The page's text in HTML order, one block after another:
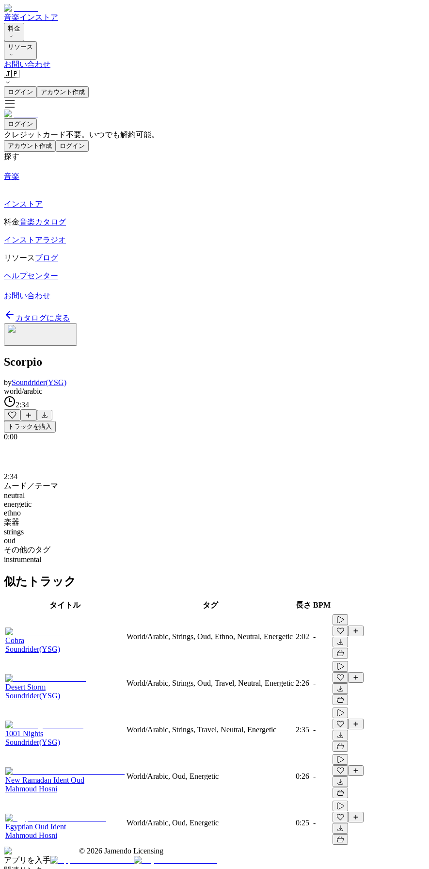
音楽インストア
料金
リソース
お問い合わせ
🇯🇵
ログイン アカウント作成
ログイン
クレジットカード不要。いつでも解約可能。
アカウント作成 ログイン
探す
音楽
インストア
料金音楽カタログ
インストアラジオ
リソースブログ
ヘルプセンター
お問い合わせ
カタログに戻る
Scorpio
bySoundrider(YSG)
world/arabic
2:34
トラックを購入
0:00
2:34
ムード／テーマ
neutral
energetic
ethno
楽器
strings
oud
その他のタグ
instrumental
似たトラック
タイトル タグ 長さ BPM
Cobra
Soundrider(YSG)
World/Arabic, Strings, Oud, Ethno, Neutral, Energetic 2:02 -
Desert Storm
Soundrider(YSG)
World/Arabic, Strings, Oud, Travel, Neutral, Energetic 2:26 -
1001 Nights
Soundrider(YSG)
World/Arabic, Strings, Travel, Neutral, Energetic 2:35 -
New Ramadan Ident Oud
Mahmoud Hosni
World/Arabic, Oud, Energetic 0:26 -
Egyptian Oud Ident
Mahmoud Hosni
World/Arabic, Oud, Energetic 0:25 -
© 2026 Jamendo Licensing
アプリを入手